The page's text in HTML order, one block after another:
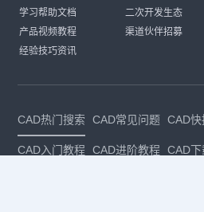
学习帮助文档
产品视频教程
经验技巧资讯
二次开发生态
渠道伙伴招募
CAD热门搜索 CAD常见问题 CAD
CAD入门教程 CAD进阶教程 CAD